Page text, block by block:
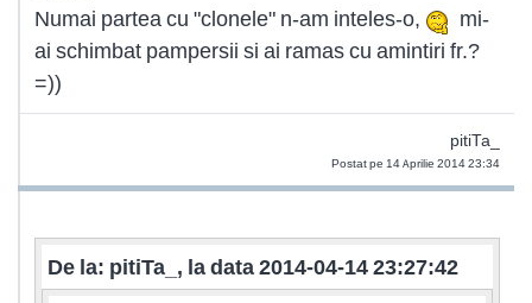
Numai partea cu "clonele" n-am inteles-o,
mi-
ai schimbat pampersii si ai ramas cu amintiri fr.?
=))
pitiTa_
Postat pe 14 Aprilie 2014 23:34
De la: pitiTa_, la data 2014-04-14 23:27:42